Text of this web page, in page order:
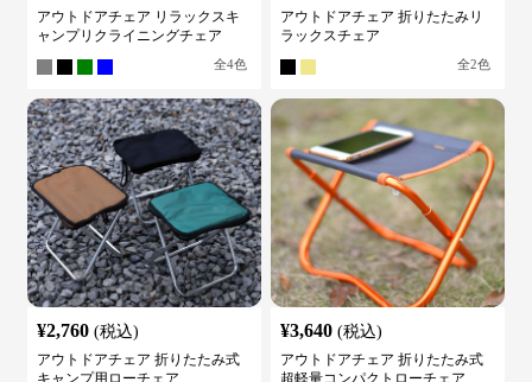
アウトドアチェア リラックスキ
ャンプリクライニングチェア
全4色
アウトドアチェア 折りたたみリ
ラックスチェア
全2色
¥2,760 (税込)
アウトドアチェア 折りたたみ式
¥3,640 (税込)
アウトドアチェア 折りたたみ式